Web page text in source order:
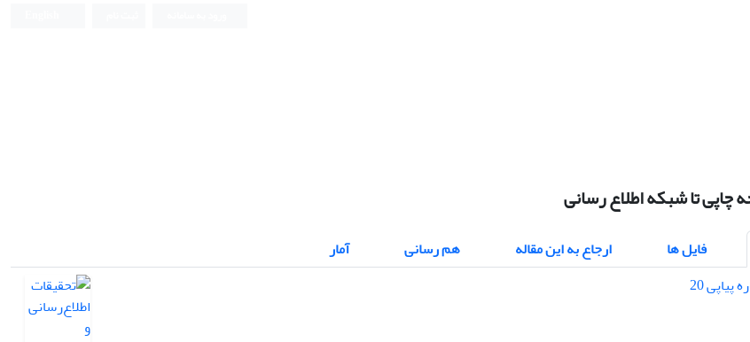
چاپی تا شبکه اطلاع رسانی
فایل ها ارجاع به این مقاله هم رسانی
آمار